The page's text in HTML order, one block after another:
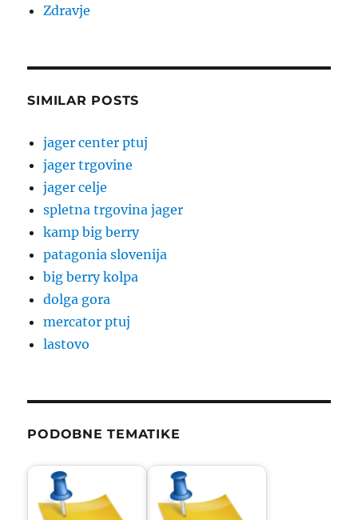
Zdravje
SIMILAR POSTS
jager center ptuj
jager trgovine
jager celje
spletna trgovina jager
kamp big berry
patagonia slovenija
big berry kolpa
dolga gora
mercator ptuj
lastovo
PODOBNE TEMATIKE